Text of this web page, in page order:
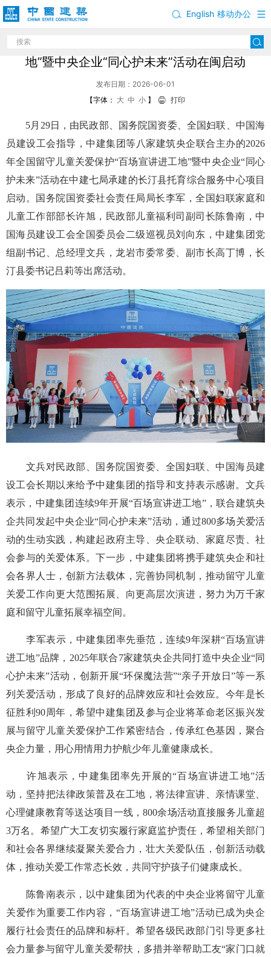
移动办公
English
2026年全国留守儿童关爱保护“百场宣讲进工
地”暨中央企业“同心护未来”活动在闽启动
发布日期：2026-06-01
【字体： 大 中 小 】 打印
5月29日，由民政部、国务院国资委、全国妇联、中国海
员建设工会指导，中建集团等八家建筑央企联合主办的2026
年全国留守儿童关爱保护“百场宣讲进工地”暨中央企业“同心
护未来”活动在中建七局承建的长汀县托育综合服务中心项目
启动。国务院国资委社会责任局局长李军，全国妇联家庭和
儿童工作部部长许旭，民政部儿童福利司副司长陈鲁南，中
国海员建设工会全国委员会二级巡视员刘向东，中建集团党
组副书记、总经理文兵，龙岩市委常委、副市长高丁博，长
汀县委书记吕莉等出席活动。
文兵对民政部、国务院国资委、全国妇联、中国海员建
设工会长期以来给予中建集团的指导和支持表示感谢。文兵
表示，中建集团连续9年开展“百场宣讲进工地”，联合建筑央
企共同发起中央企业“同心护未来”活动，通过800多场关爱活
动的生动实践，构建起政府主导、央企联动、家庭尽责、社
会参与的关爱体系。下一步，中建集团将携手建筑央企和社
会各界人士，创新方法载体，完善协同机制，推动留守儿童
关爱工作向更大范围拓展、向更高层次演进，努力为万千家
庭和留守儿童拓展幸福空间。
李军表示，中建集团率先垂范，连续9年深耕“百场宣讲
进工地”品牌，2025年联合7家建筑央企共同打造中央企业“同
心护未来”活动，创新开展“环保魔法营”“亲子开放日”等一系
列关爱活动，形成了良好的品牌效应和社会效应。今年是长
征胜利90周年，希望中建集团及参与企业将革命老区振兴发
展与留守儿童关爱保护工作紧密结合，传承红色基因，聚合
央企力量，用心用情用力护航少年儿童健康成长。
许旭表示，中建集团率先开展的“百场宣讲进工地”活
动，坚持把法律政策普及在工地，将法律宣讲、亲情课堂、
心理健康教育等送达项目一线，800余场活动直接服务儿童超
3万名。希望广大工友切实履行家庭监护责任，希望相关部门
和社会各界继续凝聚关爱合力，壮大关爱队伍，创新活动载
体，推动关爱工作常态长效，共同守护孩子们健康成长。
陈鲁南表示，以中建集团为代表的中央企业将留守儿童
关爱作为重要工作内容，“百场宣讲进工地”活动已成为央企
履行社会责任的品牌和标杆。希望各级民政部门引导更多社
会力量参与留守儿童关爱帮扶，多措并举帮助工友“家门口就